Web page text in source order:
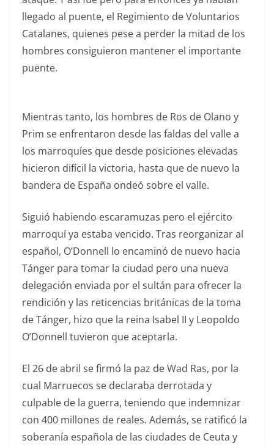
llegado al puente, el Regimiento de Voluntarios
Catalanes, quienes pese a perder la mitad de los
hombres consiguieron mantener el importante
puente.
Mientras tanto, los hombres de Ros de Olano y
Prim se enfrentaron desde las faldas del valle a
los marroquíes que desde posiciones elevadas
hicieron difícil la victoria, hasta que de nuevo la
bandera de España ondeó sobre el valle.
Siguió habiendo escaramuzas pero el ejército
marroquí ya estaba vencido. Tras reorganizar al
español, O’Donnell lo encaminó de nuevo hacia
Tánger para tomar la ciudad pero una nueva
delegación enviada por el sultán para ofrecer la
rendición y las reticencias británicas de la toma
de Tánger, hizo que la reina Isabel II y Leopoldo
O’Donnell tuvieron que aceptarla.
El 26 de abril se firmó la paz de Wad Ras, por la
cual Marruecos se declaraba derrotada y
culpable de la guerra, teniendo que indemnizar
con 400 millones de reales. Además, se ratificó la
soberanía española de las ciudades de Ceuta y